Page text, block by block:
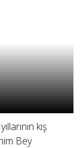
kış
Bey